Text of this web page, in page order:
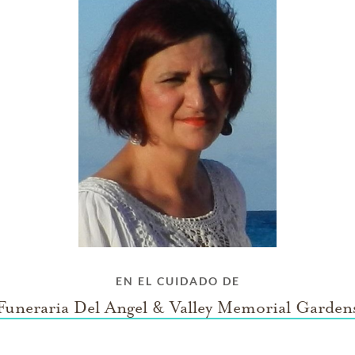
EN EL CUIDADO DE
Del Angel & Valley Memorial